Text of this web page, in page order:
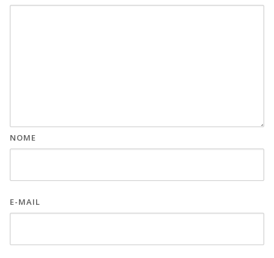
NOME
E-MAIL